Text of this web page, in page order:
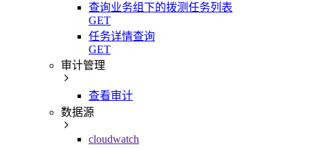
查询业务组下的拨测任务列表
GET
任务详情查询
GET
审计管理
查看审计
数据源
cloudwatch